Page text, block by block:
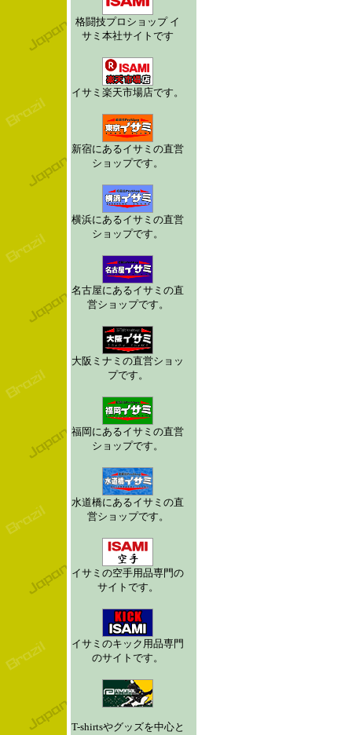
格闘技プロショップ イ
サミ本社サイトです
イサミ楽天市場店です。
新宿にあるイサミの直営
ショップです。
横浜にあるイサミの直営
ショップです。
名古屋にあるイサミの直
営ショップです。
大阪ミナミの直営ショッ
プです。
福岡にあるイサミの直営
ショップです。
水道橋にあるイサミの直
営ショップです。
イサミの空手用品専門の
サイトです。
イサミのキック用品専門
のサイトです。
T-shirtsやグッズを中心と